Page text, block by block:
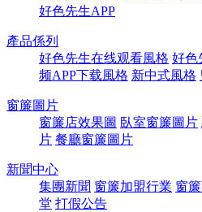
好色先生APP
產品係列
好色先生在线观看風格 好色
频APP下载風格 新中式風格
窗簾圖片
窗簾店效果圖 臥室窗簾圖片
片 餐廳窗簾圖片
新聞中心
集團新聞 窗簾加盟行業 窗
堂 打假公告